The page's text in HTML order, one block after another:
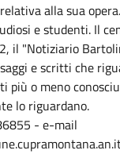
alla sua
e studenti. Il
il "Notiziario
e scritti che
più o meno
lo riguardano.
- e-mail